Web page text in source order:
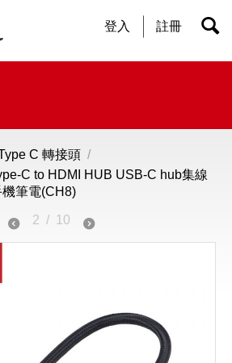
登入 註冊
C 轉接頭 /
C to HDMI HUB USB-C hub集線
筆電(CH8)
2 / 10